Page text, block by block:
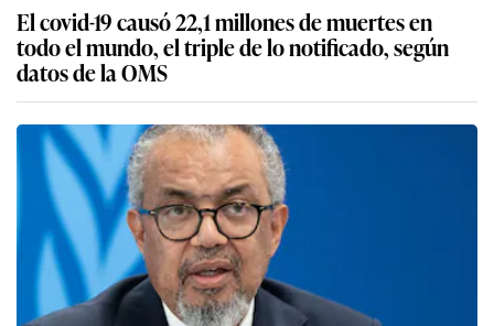
El covid-19 causó 22,1 millones de muertes en
todo el mundo, el triple de lo notificado, según
datos de la OMS